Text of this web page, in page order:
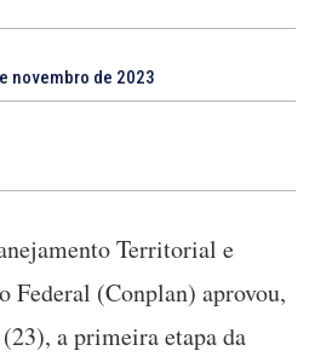
novembro de 2023
Territorial e
Federal (Conplan) aprovou,
a primeira etapa da